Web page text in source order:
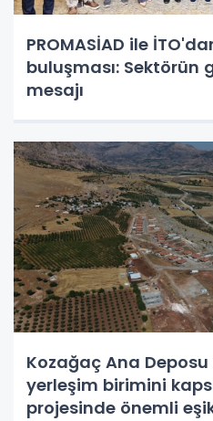
PROMASİAD ile
buluşması: Sektörün
mesajı
Kozağaç Ana Deposu
yerleşim birimini
projesinde önemli eşik